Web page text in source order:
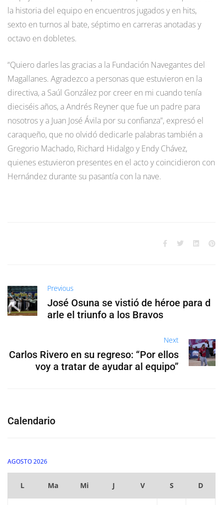
la historia del equipo en encuentros jugados y en hits,
sexto en turnos al bate, séptimo en carreras anotadas y
octavo en dobletes.
“Quiero darles las gracias a la Fundación Navegantes del
Magallanes. Agradezco a personas que estuvieron en la
directiva, a Saúl González por creer en mi cuando tenía
dieciséis años, a Andrés Reyner que fue un padre para
nosotros y a Juan José Ávila por su confianza”, expresó el
caraqueño, que no olvidó dedicarle palabras también a
Gregorio Machado, Richard Hidalgo y Endy Chávez,
quienes estuvieron presentes en el acto y coincidieron con
Hernández durante su pasantía con la nave.
Previous
José Osuna se vistió de héroe para d
arle el triunfo a los Bravos
Next
Carlos Rivero en su regreso: “Por ellos
voy a tratar de ayudar al equipo”
Calendario
AGOSTO 2026
L Ma Mi J V S D